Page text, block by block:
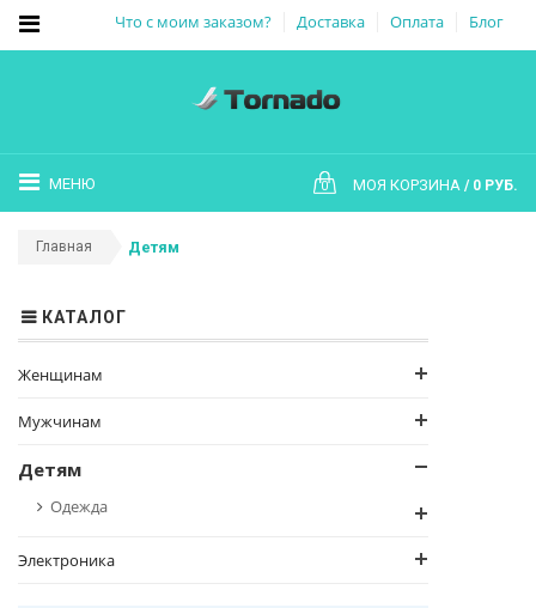
Что с моим заказом? Доставка Оплата Блог
МЕНЮ 0 МОЯ КОРЗИНА 0 РУБ.
Главная Детям
КАТАЛОГ
Женщинам
Мужчинам
Детям
Одежда
Электроника